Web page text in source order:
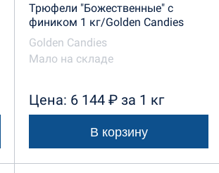
Трюфели "Божественные" с
фиником 1 кг/Golden Candies
Golden Candies
Мало на складе
Цена: 6 144 ₽ за 1 кг
В корзину